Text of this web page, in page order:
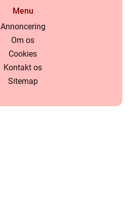
Menu
Annoncering
Om os
Cookies
Kontakt os
Sitemap